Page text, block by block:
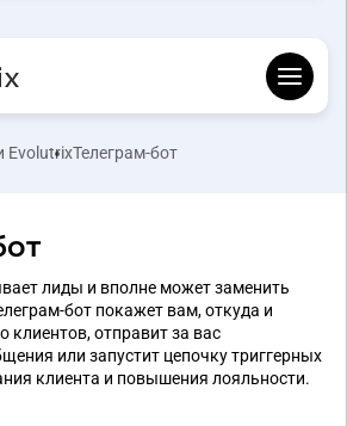
EvolutrixТелеграм-бот
лиды и вполне может заменить
бот покажет вам, откуда и
клиентов, отправит за вас
или запустит цепочку триггерных
клиента и повышения лояльности.